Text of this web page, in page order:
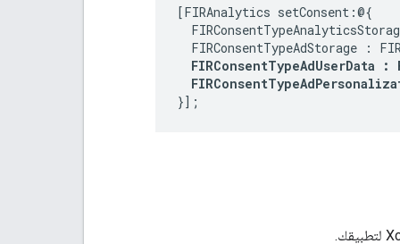
[FIRAnalytics setConsent:@{
FIRConsentTypeAdStorage :
FIRConsentTypeAdUserData